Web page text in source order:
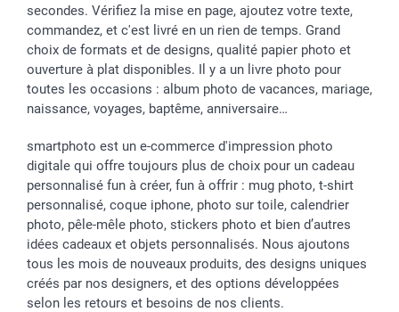
secondes. Vérifiez la mise en page, ajoutez votre texte,
commandez, et c'est livré en un rien de temps. Grand
choix de formats et de designs, qualité papier photo et
ouverture à plat disponibles. Il y a un livre photo pour
toutes les occasions : album photo de vacances, mariage,
naissance, voyages, baptême, anniversaire…
smartphoto est un e-commerce d'impression photo
digitale qui offre toujours plus de choix pour un cadeau
personnalisé fun à créer, fun à offrir : mug photo, t-shirt
personnalisé, coque iphone, photo sur toile, calendrier
photo, pêle-mêle photo, stickers photo et bien d’autres
idées cadeaux et objets personnalisés. Nous ajoutons
tous les mois de nouveaux produits, des designs uniques
créés par nos designers, et des options développées
selon les retours et besoins de nos clients.